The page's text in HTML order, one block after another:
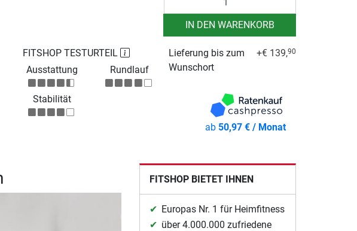
IN DEN WARENKORB
FITSHOP TESTURTEIL
Ausstattung
Rundlauf
Stabilität
Lieferung bis zum
Wunschort
+€ 139,90
ab 50,97 € / Monat
FITSHOP BIETET IHNEN
Europas Nr. 1 für Heimfitness
über 4.000.000 zufriedene